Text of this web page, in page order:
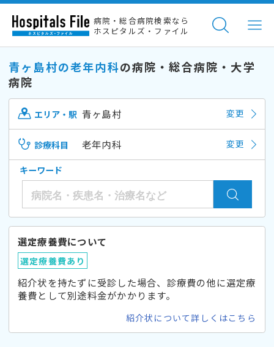
病院・総合病院検索なら
ホスピタルズ・ファイル
青ヶ島村の老年内科の病院・総合病院・大学
病院
エリア・駅 青ヶ島村 変更
診療科目 老年内科 変更
キーワード
選定療養費について
選定療養費あり
紹介状を持たずに受診した場合、診療費の他に選定療
養費として別途料金がかかります。
紹介状について詳しくはこちら